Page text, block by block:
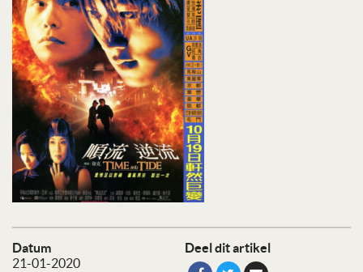
Datum
21-01-2020
Deel dit artikel